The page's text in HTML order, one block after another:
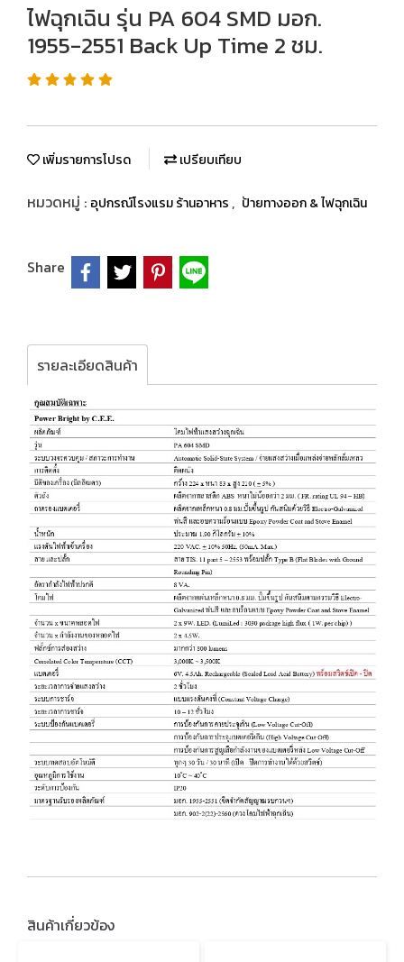
ไฟฉุกเฉิน รุ่น PA 604 SMD มอก.
1955-2551 Back Up Time 2 ชม.
เพิ่มรายการโปรด เปรียบเทียบ
หมวดหมู่ : อุปกรณ์โรงแรม ร้านอาหาร , ป้ายทางออก & ไฟฉุกเฉิน
Share
รายละเอียดสินค้า
สินค้าเกี่ยวข้อง